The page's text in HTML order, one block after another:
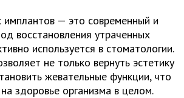
имплантов — это современный и
восстановления утраченных
используется в стоматологии.
не только вернуть эстетику
жевательные функции, что
здоровье организма в целом.